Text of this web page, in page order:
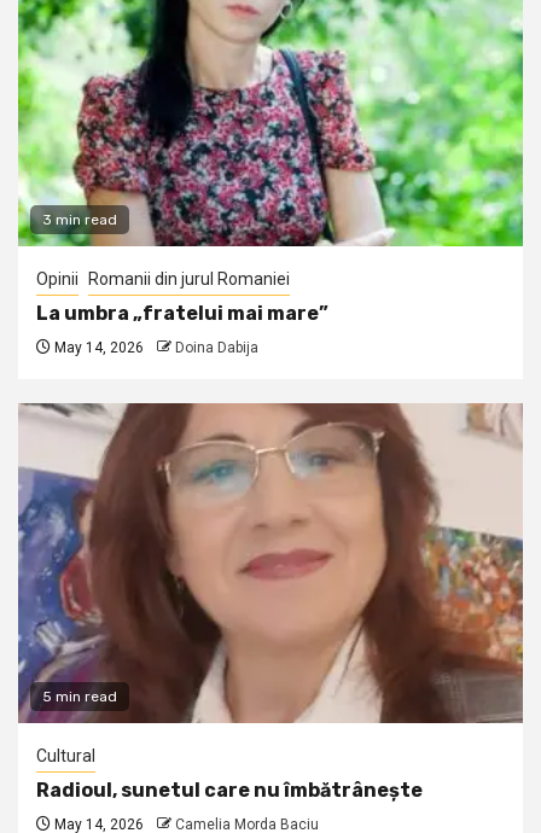
3 min read
Opinii Romanii din jurul Romaniei
La umbra „fratelui mai mare”
May 14, 2026 Doina Dabija
5 min read
Cultural
Radioul, sunetul care nu îmbătrânește
May 14, 2026 Camelia Morda Baciu